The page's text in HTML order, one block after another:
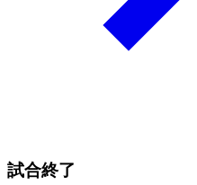
試合終了